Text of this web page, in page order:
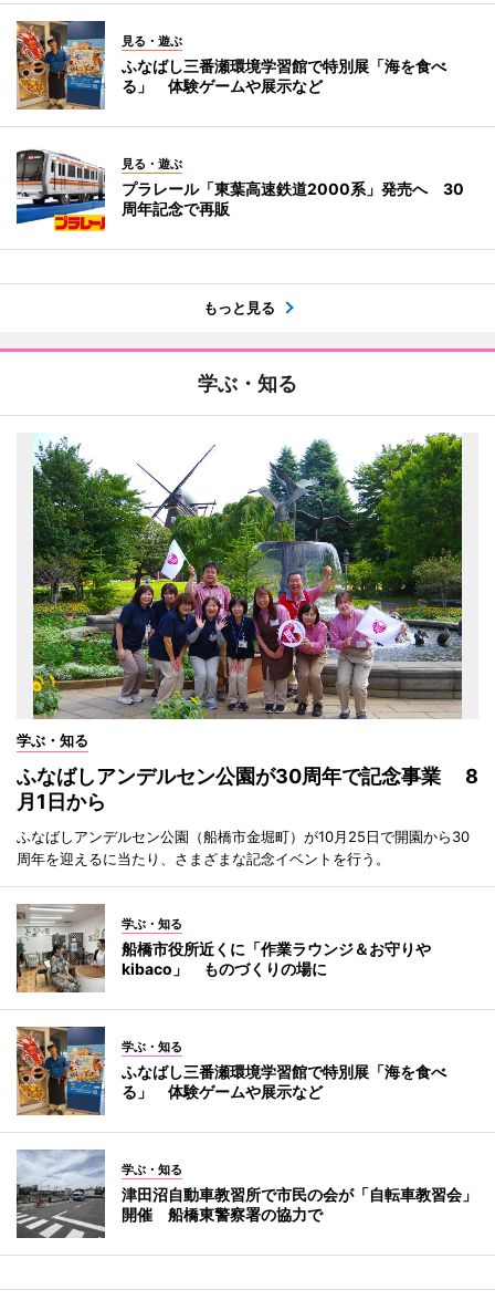
見る・遊ぶ
ふなばし三番瀬環境学習館で特別展「海を食べ
る」 体験ゲームや展示など
見る・遊ぶ
プラレール「東葉高速鉄道2000系」発売へ 30
周年記念で再販
もっと見る
学ぶ・知る
学ぶ・知る
ふなばしアンデルセン公園が30周年で記念事業 8
月1日から
ふなばしアンデルセン公園（船橋市金堀町）が10月25日で開園から30
周年を迎えるに当たり、さまざまな記念イベントを行う。
学ぶ・知る
船橋市役所近くに「作業ラウンジ＆お守りや
kibaco」 ものづくりの場に
学ぶ・知る
ふなばし三番瀬環境学習館で特別展「海を食べ
る」 体験ゲームや展示など
学ぶ・知る
津田沼自動車教習所で市民の会が「自転車教習会」
開催 船橋東警察署の協力で